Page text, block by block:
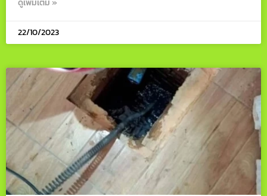
ดูเพิ่มเติม »
22/10/2023